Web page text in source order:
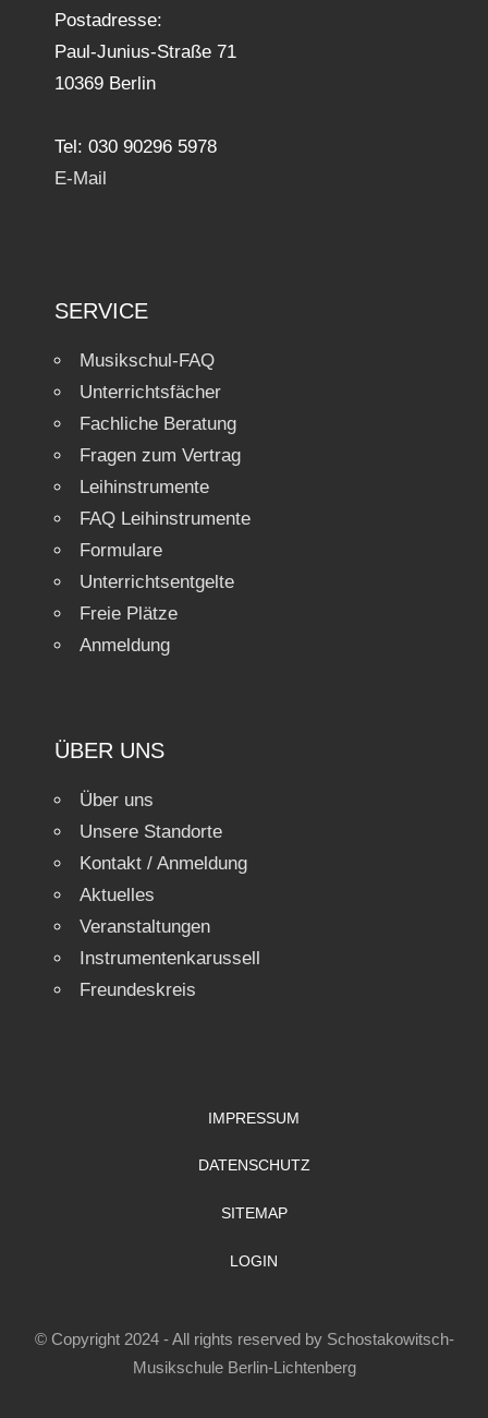
Postadresse:
Paul-Junius-Straße 71
10369 Berlin
Tel: 030 90296 5978
E-Mail
SERVICE
Musikschul-FAQ
Unterrichtsfächer
Fachliche Beratung
Fragen zum Vertrag
Leihinstrumente
FAQ Leihinstrumente
Formulare
Unterrichtsentgelte
Freie Plätze
Anmeldung
ÜBER UNS
Über uns
Unsere Standorte
Kontakt / Anmeldung
Aktuelles
Veranstaltungen
Instrumentenkarussell
Freundeskreis
IMPRESSUM
DATENSCHUTZ
SITEMAP
LOGIN
© Copyright 2024 - All rights reserved by Schostakowitsch-
Musikschule Berlin-Lichtenberg